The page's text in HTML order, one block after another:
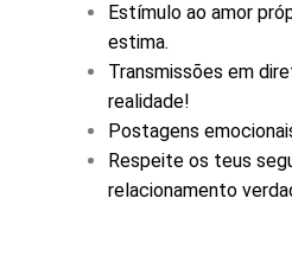
Estímulo ao amor
estima.
Transmissões em
realidade!
Postagens
Respeite os teus
relacionamento